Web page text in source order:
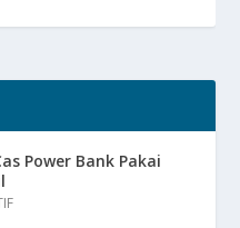
Power Bank Pakai